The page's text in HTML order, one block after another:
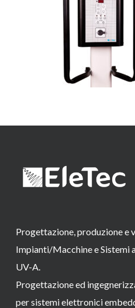
Progettazione, produzione e
Impianti/Macchine e Sistemi
UV-A.
Progettazione ed
per sistemi elettronici